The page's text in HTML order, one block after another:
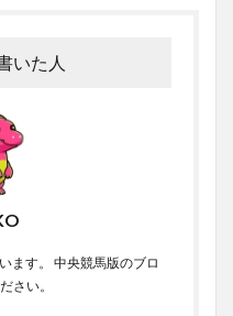
いた人
ます。 中央競馬版のブロ
さい。